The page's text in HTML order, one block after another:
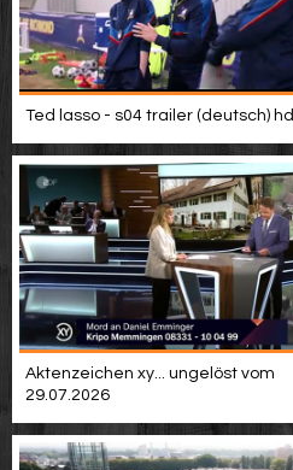
Ted lasso - s04 trailer (deutsch) hd
Aktenzeichen xy... ungelöst vom
29.07.2026